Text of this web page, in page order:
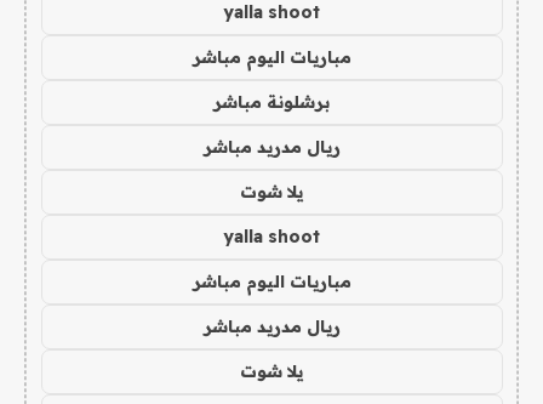
yalla shoot
مباريات اليوم مباشر
برشلونة مباشر
ريال مدريد مباشر
يلا شوت
yalla shoot
مباريات اليوم مباشر
ريال مدريد مباشر
يلا شوت